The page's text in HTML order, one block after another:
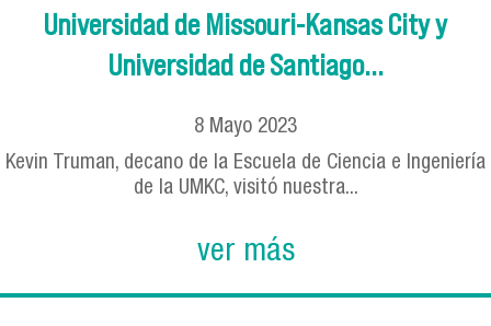
Universidad de Missouri-Kansas City y
Universidad de Santiago...
8 Mayo 2023
Kevin Truman, decano de la Escuela de Ciencia e Ingeniería
de la UMKC, visitó nuestra...
ver más